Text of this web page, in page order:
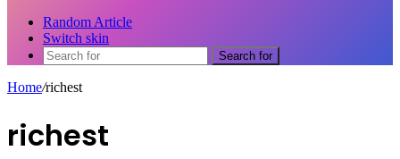
Random Article
Switch skin
Search for
Home/richest
richest